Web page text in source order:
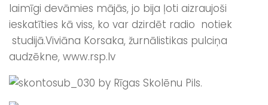
laimīgi devāmies mājās, jo bija ļoti aizraujoši
ieskatīties kā viss, ko var dzirdēt radio notiek
studijā.Viviāna Korsaka, žurnālistikas pulciņa
audzēkne, www.rsp.lv